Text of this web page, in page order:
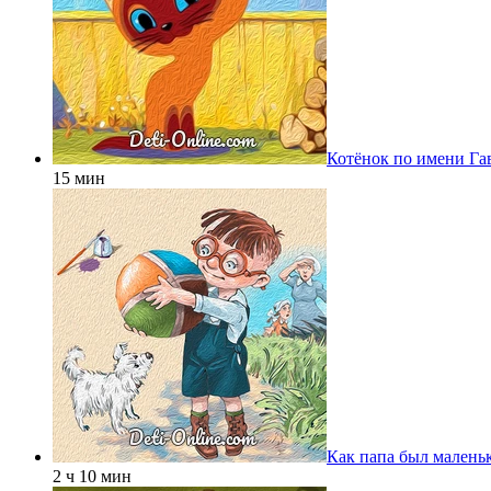
Котёнок по имени
15 мин
Как папа был
2 ч 10 мин